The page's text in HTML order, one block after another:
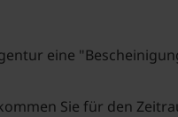
eine
Sie für den